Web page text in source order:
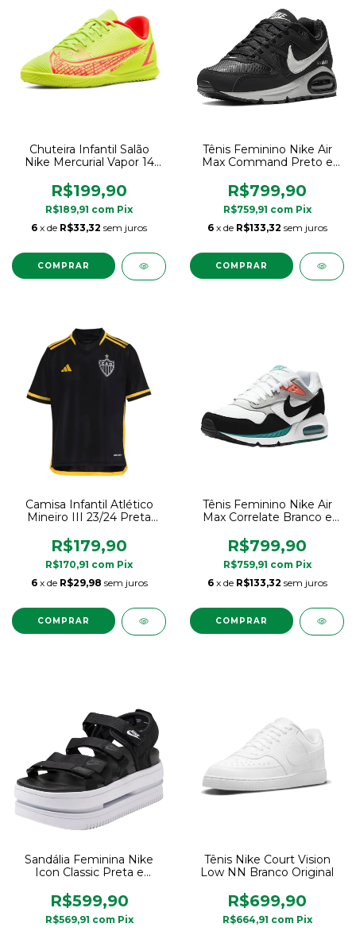
Chuteira Infantil Salão
Nike Mercurial Vapor 14
R$199,90
R$189,91 com Pix
6 x de R$33,32 sem juros
COMPRAR
Tênis Feminino Nike Air
Max Command Preto e
R$799,90
R$759,91 com Pix
6 x de R$133,32 sem juros
COMPRAR
Camisa Infantil Atlético
Mineiro III 23/24 Preta
R$179,90
R$170,91 com Pix
6 x de R$29,98 sem juros
COMPRAR
Tênis Feminino Nike Air
Max Correlate Branco e
R$799,90
R$759,91 com Pix
6 x de R$133,32 sem juros
COMPRAR
Sandália Feminina Nike
Icon Classic Preta e
R$599,90
R$569,91 com Pix
Tênis Nike Court Vision
Low NN Branco Original
R$699,90
R$664,91 com Pix